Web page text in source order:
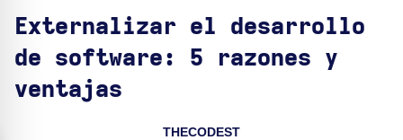
Externalizar el desarrollo
de software: 5 razones y
ventajas
THECODEST